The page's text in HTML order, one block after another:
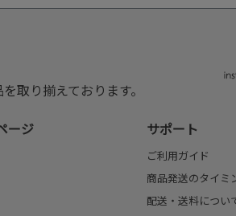
取り揃えております。
ージ サポート
ご利用ガイド
商品発送のタイミ
配送・送料につい